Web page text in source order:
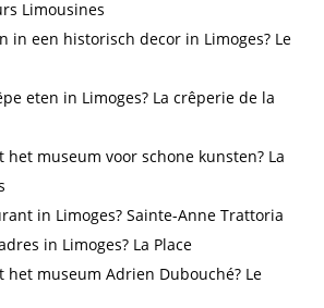
Limousines
in een historisch decor in Limoges? Le
eten in Limoges? La crêperie de la
het museum voor schone kunsten? La
in Limoges? Sainte-Anne Trattoria
in Limoges? La Place
het museum Adrien Dubouché? Le